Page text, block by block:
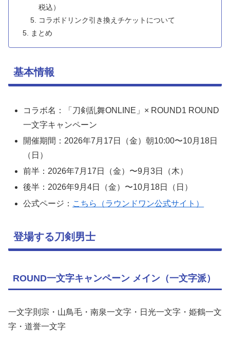
税込）
コラボドリンク引き換えチケットについて
まとめ
基本情報
コラボ名：「刀剣乱舞ONLINE」× ROUND1 ROUND
一文字キャンペーン
開催期間：2026年7月17日（金）朝10:00〜10月18日
（日）
前半：2026年7月17日（金）〜9月3日（木）
後半：2026年9月4日（金）〜10月18日（日）
公式ページ： こちら（ラウンドワン公式サイト）
登場する刀剣男士
ROUND一文字キャンペーン メイン（一文字派）
一文字則宗・山鳥毛・南泉一文字・日光一文字・姫鶴一文
字・道誉一文字